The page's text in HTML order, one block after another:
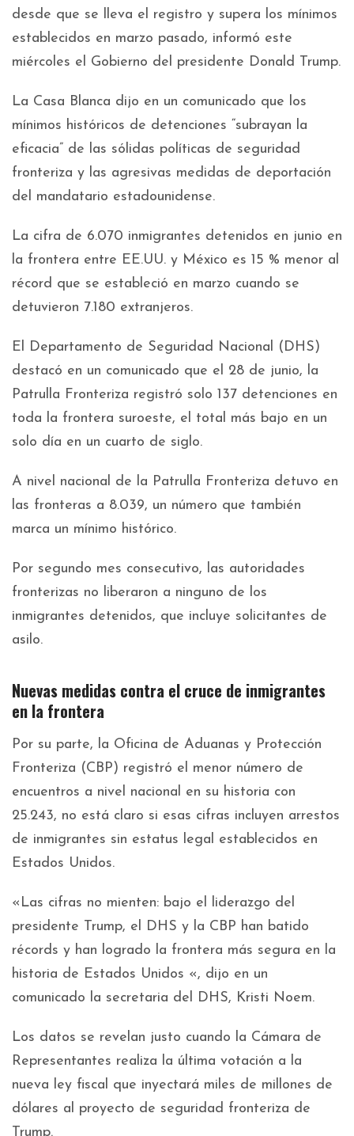
desde que se lleva el registro y supera los mínimos
establecidos en marzo pasado, informó este
miércoles el Gobierno del presidente Donald Trump.
La Casa Blanca dijo en un comunicado que los
mínimos históricos de detenciones “subrayan la
eficacia” de las sólidas políticas de seguridad
fronteriza y las agresivas medidas de deportación
del mandatario estadounidense.
La cifra de 6.070 inmigrantes detenidos en junio en
la frontera entre EE.UU. y México es 15 % menor al
récord que se estableció en marzo cuando se
detuvieron 7.180 extranjeros.
El Departamento de Seguridad Nacional (DHS)
destacó en un comunicado que el 28 de junio, la
Patrulla Fronteriza registró solo 137 detenciones en
toda la frontera suroeste, el total más bajo en un
solo día en un cuarto de siglo.
A nivel nacional de la Patrulla Fronteriza detuvo en
las fronteras a 8.039, un número que también
marca un mínimo histórico.
Por segundo mes consecutivo, las autoridades
fronterizas no liberaron a ninguno de los
inmigrantes detenidos, que incluye solicitantes de
asilo.
Nuevas medidas contra el cruce de inmigrantes
en la frontera
Por su parte, la Oficina de Aduanas y Protección
Fronteriza (CBP) registró el menor número de
encuentros a nivel nacional en su historia con
25.243, no está claro si esas cifras incluyen arrestos
de inmigrantes sin estatus legal establecidos en
Estados Unidos.
«Las cifras no mienten: bajo el liderazgo del
presidente Trump, el DHS y la CBP han batido
récords y han logrado la frontera más segura en la
historia de Estados Unidos «, dijo en un
comunicado la secretaria del DHS, Kristi Noem.
Los datos se revelan justo cuando la Cámara de
Representantes realiza la última votación a la
nueva ley fiscal que inyectará miles de millones de
dólares al proyecto de seguridad fronteriza de
Trump.